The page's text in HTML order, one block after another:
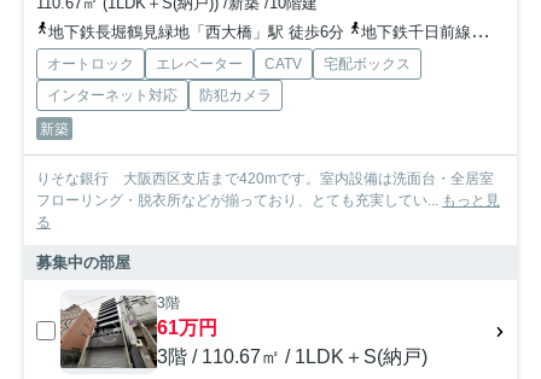
地下鉄長堀鶴見緑地「西大橋」駅 徒歩6分
地下鉄千日前線「阿波座」駅 徒歩8分
オートロック エレベーター CATV
宅配ボックス
インターネット対応
防犯カメラ
新築
りそな銀行 大阪西区支店まで420mです。室内設備は洗面台・全居室
フローリング・脱衣所などが揃っており、とても充実してい... もっと見
る
募集中の部屋
3階
61万円
3階 / 110.67㎡ / 1LDK＋S(納戸)